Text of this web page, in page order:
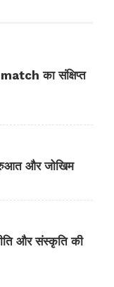
का संक्षिप्त
और जोखिम
और संस्कृति की